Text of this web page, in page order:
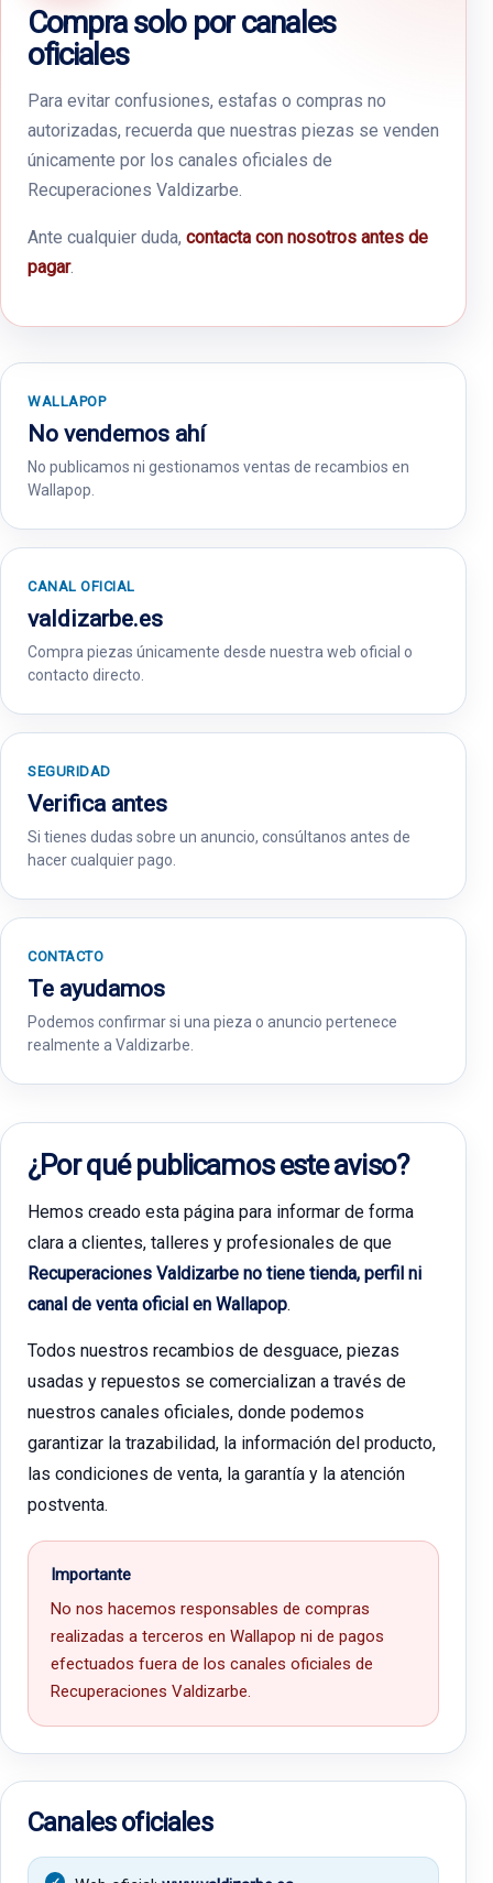
Compra solo por canales
oficiales
Para evitar confusiones, estafas o compras no
autorizadas, recuerda que nuestras piezas se venden
únicamente por los canales oficiales de
Recuperaciones Valdizarbe.
Ante cualquier duda, contacta con nosotros antes de
pagar.
WALLAPOP
No vendemos ahí
No publicamos ni gestionamos ventas de recambios en
Wallapop.
CANAL OFICIAL
valdizarbe.es
Compra piezas únicamente desde nuestra web oficial o
contacto directo.
SEGURIDAD
Verifica antes
Si tienes dudas sobre un anuncio, consúltanos antes de
hacer cualquier pago.
CONTACTO
Te ayudamos
Podemos confirmar si una pieza o anuncio pertenece
realmente a Valdizarbe.
¿Por qué publicamos este aviso?
Hemos creado esta página para informar de forma
clara a clientes, talleres y profesionales de que
Recuperaciones Valdizarbe no tiene tienda, perfil ni
canal de venta oficial en Wallapop.
Todos nuestros recambios de desguace, piezas
usadas y repuestos se comercializan a través de
nuestros canales oficiales, donde podemos
garantizar la trazabilidad, la información del producto,
las condiciones de venta, la garantía y la atención
postventa.
Importante
No nos hacemos responsables de compras
realizadas a terceros en Wallapop ni de pagos
efectuados fuera de los canales oficiales de
Recuperaciones Valdizarbe.
Canales oficiales